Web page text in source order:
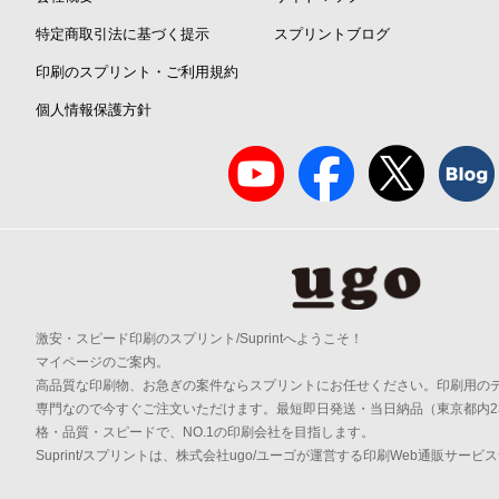
特定商取引法に基づく提示
印刷のスプリント・ご利用規約
個人情報保護方針
スプリントブログ
激安・スピード印刷のスプリント/Suprintへようこそ！
マイページのご案内。
高品質な印刷物、お急ぎの案件ならスプリントにお任せください。印刷用の
専門なので今すぐご注文いただけます。最短即日発送・当日納品（東京都内
格・品質・スピードで、NO.1の印刷会社を目指します。
Suprint/スプリントは、株式会社ugo/ユーゴが運営する印刷Web通販サービ